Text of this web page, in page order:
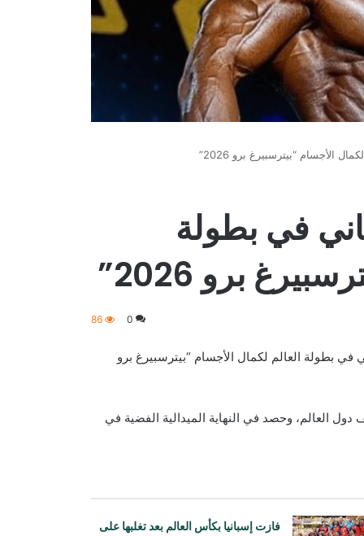
الأجسام “بيترسبيرغ برو 2026”
في بطولة
برو 2026”
0
86
في بطولة العالم لكمال الأجسام “بيترسبيرغ برو
العالم، وحصد في النهاية الميدالية الفضية في
فازت إسبانيا بكأس العالم بعد تغلبها على